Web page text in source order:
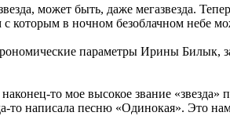
может быть, даже мегазвезда.
которым в ночном безоблачном небе
параметры Ирины
то мое высокое звание
то написала песню «Одинокая». Это